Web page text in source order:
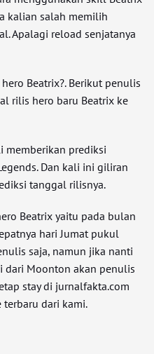
kalian salah memilih
Apalagi reload senjatanya
Beatrix?. Berikut penulis
rilis hero baru Beatrix ke
memberikan prediksi
Dan kali ini giliran
tanggal rilisnya.
Beatrix yaitu pada bulan
hari Jumat pukul
saja, namun jika nanti
dari Moonton akan penulis
stay di jurnalfakta.com
dari kami.